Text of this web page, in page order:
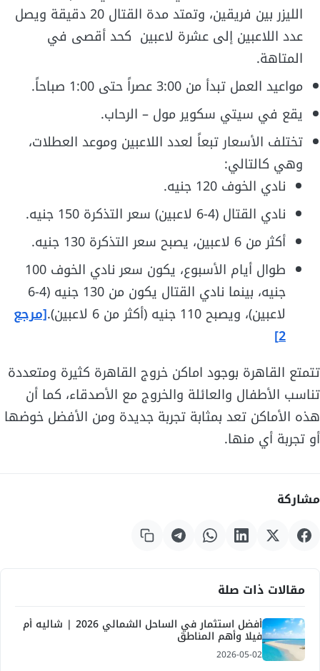
الليزر بين فريقين، وتمتد مدة القتال 20 دقيقة ويصل
عدد اللاعبين إلى عشرة لاعبين كحد أقصى في
المتاهة.
مواعيد العمل تبدأ من 3:00 عصراً حتى 1:00 صباحاً.
يقع في سيتي سكوير مول – الرحاب.
تختلف الأسعار تبعاً لعدد اللاعبين وموعد العطلات،
وهي كالتالي:
نادي الخوف 120 جنيه.
نادي القتال (4-6 لاعبين) سعر التذكرة 150 جنيه.
أكثر من 6 لاعبين، يصبح سعر التذكرة 130 جنيه.
طوال أيام الأسبوع، يكون سعر نادي الخوف 100
جنيه، بينما نادي القتال يكون من 130 جنيه (4-6
لاعبين)، ويصبح 110 جنيه (أكثر من 6 لاعبين).
[مرجع
2]
تتمتع القاهرة بوجود اماكن خروج القاهرة كثيرة ومتعددة
تناسب الأطفال والعائلة والخروج مع الأصدقاء، كما أن
هذه الأماكن تعد بمثابة تجربة جديدة ومن الأفضل خوضها
أو تجربة أي منها.
مشاركة
مقالات ذات صلة
أفضل استثمار في الساحل الشمالي 2026 | شاليه أم
فيلا وأهم المناطق
2026-05-02